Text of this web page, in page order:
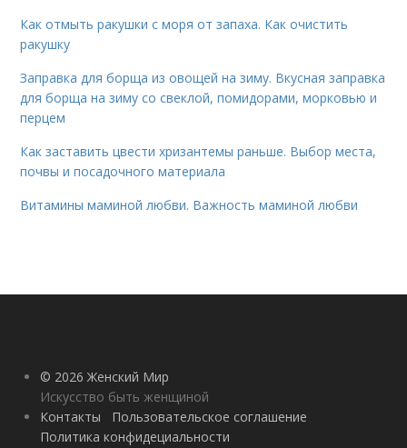
Как отмыть ракушки с моря от запаха. Как очистить
ракушку
Заправка для борща из овощей на зиму. Вкусная заправка
для борща на зиму со свеклой, помидорами, морковью и
перцем
Как заставить цвести хризантемы раньше. Выбор места,
почвы и посадочного материала
Витамины маминой любви. Важность маминой любви
© 2026 Женский Мир
Искусство быть женщиной
Контакты
Пользовательское соглашение
Политика конфидециальности